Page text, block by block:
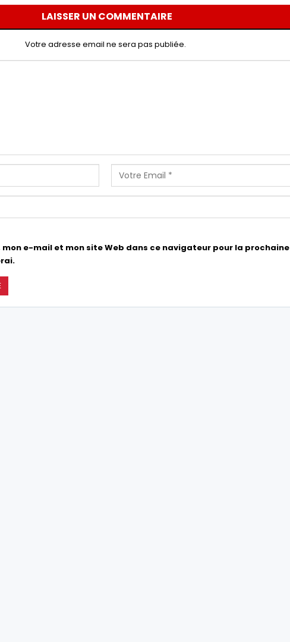
LAISSER UN COMMENTAIRE
Votre adresse email ne sera pas publiée.
mon e-mail et mon site Web dans ce navigateur pour la prochaine